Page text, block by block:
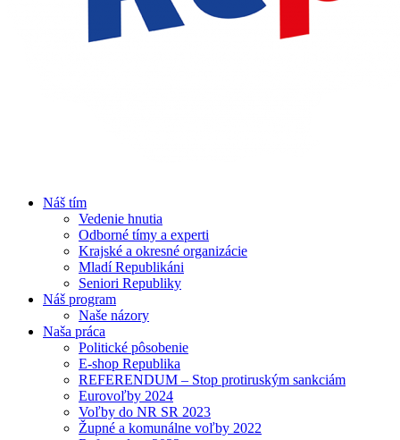
Náš tím
Vedenie hnutia
Odborné tímy a experti
Krajské a okresné organizácie
Mladí Republikáni
Seniori Republiky
Náš program
Naše názory
Naša práca
Politické pôsobenie
E-shop Republika
REFERENDUM – Stop protiruským sankciám
Eurovoľby 2024
Voľby do NR SR 2023
Župné a komunálne voľby 2022